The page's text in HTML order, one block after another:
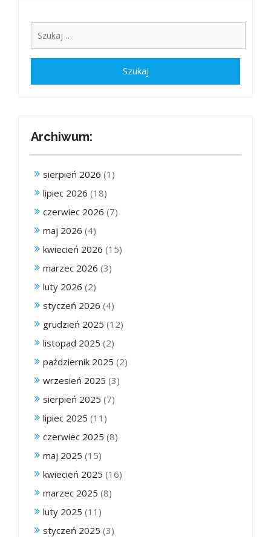
Archiwum:
sierpień 2026 (1)
lipiec 2026 (18)
czerwiec 2026 (7)
maj 2026 (4)
kwiecień 2026 (15)
marzec 2026 (3)
luty 2026 (2)
styczeń 2026 (4)
grudzień 2025 (12)
listopad 2025 (2)
październik 2025 (2)
wrzesień 2025 (3)
sierpień 2025 (7)
lipiec 2025 (11)
czerwiec 2025 (8)
maj 2025 (15)
kwiecień 2025 (16)
marzec 2025 (8)
luty 2025 (11)
styczeń 2025 (3)